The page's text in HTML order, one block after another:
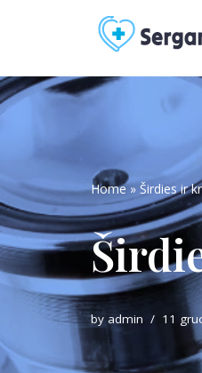
content
Home» Širdies ir
by admin 11